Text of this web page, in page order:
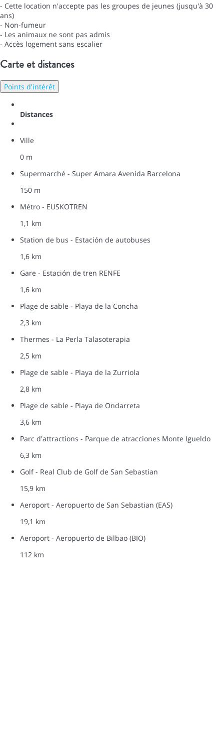
- Cette location n'accepte pas les groupes de jeunes (jusqu'à 30
ans)
- Non-fumeur
- Les animaux ne sont pas admis
- Accès logement sans escalier
Carte et distances
Points d'intérêt
Distances
Ville
0 m
Supermarché - Super Amara Avenida Barcelona
150 m
Métro - EUSKOTREN
1,1 km
Station de bus - Estación de autobuses
1,6 km
Gare - Estación de tren RENFE
1,6 km
Plage de sable - Playa de la Concha
2,3 km
Thermes - La Perla Talasoterapia
2,5 km
Plage de sable - Playa de la Zurriola
2,8 km
Plage de sable - Playa de Ondarreta
3,6 km
Parc d'attractions - Parque de atracciones Monte Igueldo
6,3 km
Golf - Real Club de Golf de San Sebastian
15,9 km
Aeroport - Aeropuerto de San Sebastian (EAS)
19,1 km
Aeroport - Aeropuerto de Bilbao (BIO)
112 km